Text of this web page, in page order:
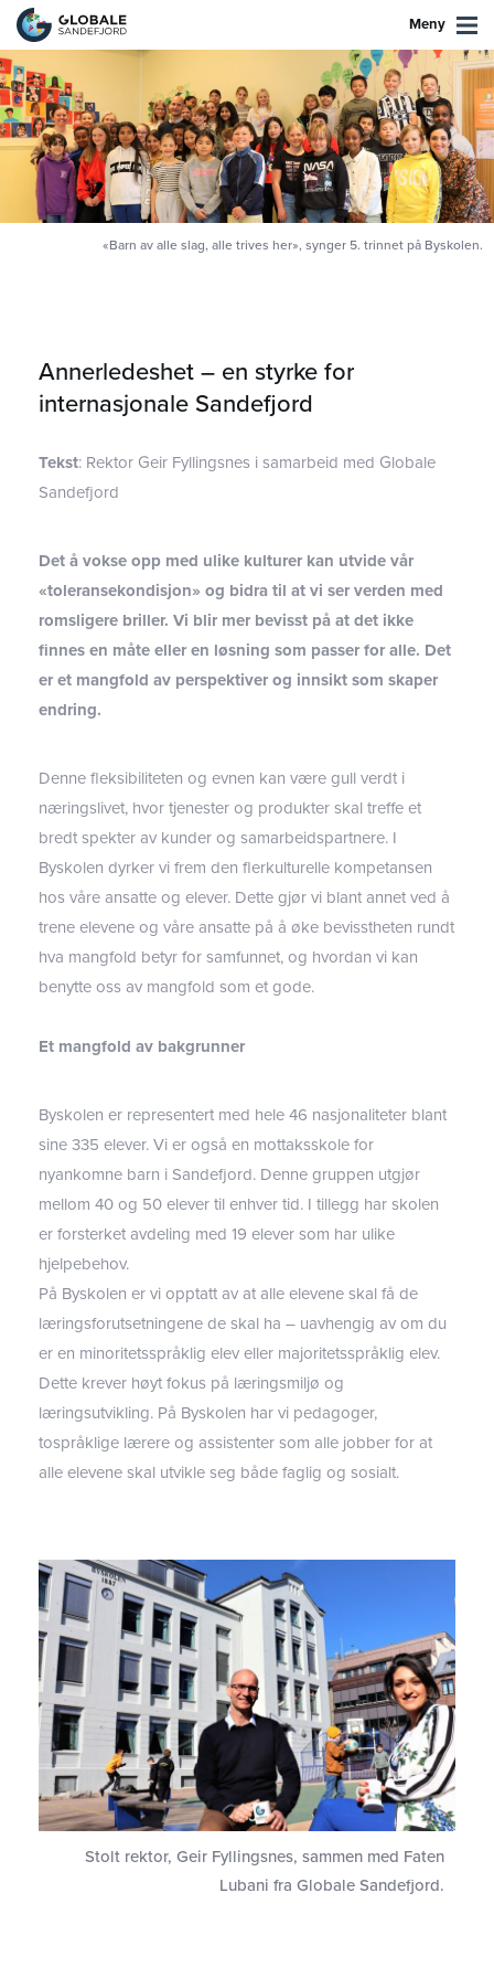
Meny
«Barn av alle slag, alle trives her», synger 5. trinnet på Byskolen.
Annerledeshet – en styrke for
internasjonale Sandefjord
Tekst: Rektor Geir Fyllingsnes i samarbeid med Globale
Sandefjord
Det å vokse opp med ulike kulturer kan utvide vår
«toleransekondisjon» og bidra til at vi ser verden med
romsligere briller. Vi blir mer bevisst på at det ikke
finnes en måte eller en løsning som passer for alle. Det
er et mangfold av perspektiver og innsikt som skaper
endring.
Denne fleksibiliteten og evnen kan være gull verdt i
næringslivet, hvor tjenester og produkter skal treffe et
bredt spekter av kunder og samarbeidspartnere. I
Byskolen dyrker vi frem den flerkulturelle kompetansen
hos våre ansatte og elever. Dette gjør vi blant annet ved å
trene elevene og våre ansatte på å øke bevisstheten rundt
hva mangfold betyr for samfunnet, og hvordan vi kan
benytte oss av mangfold som et gode.
Et mangfold av bakgrunner
Byskolen er representert med hele 46 nasjonaliteter blant
sine 335 elever. Vi er også en mottaksskole for
nyankomne barn i Sandefjord. Denne gruppen utgjør
mellom 40 og 50 elever til enhver tid. I tillegg har skolen
er forsterket avdeling med 19 elever som har ulike
hjelpebehov.
På Byskolen er vi opptatt av at alle elevene skal få de
læringsforutsetningene de skal ha – uavhengig av om du
er en minoritetsspråklig elev eller majoritetsspråklig elev.
Dette krever høyt fokus på læringsmiljø og
læringsutvikling. På Byskolen har vi pedagoger,
tospråklige lærere og assistenter som alle jobber for at
alle elevene skal utvikle seg både faglig og sosialt.
Stolt rektor, Geir Fyllingsnes, sammen med Faten
Lubani fra Globale Sandefjord.